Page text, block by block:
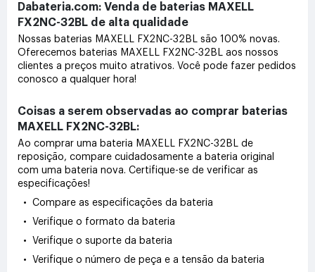
Dabateria.com: Venda de baterias MAXELL
FX2NC-32BL de alta qualidade
Nossas baterias MAXELL FX2NC-32BL são 100% novas.
Oferecemos baterias MAXELL FX2NC-32BL aos nossos
clientes a preços muito atrativos. Você pode fazer pedidos
conosco a qualquer hora!
Coisas a serem observadas ao comprar baterias
MAXELL FX2NC-32BL:
Ao comprar uma bateria MAXELL FX2NC-32BL de
reposição, compare cuidadosamente a bateria original
com uma bateria nova. Certifique-se de verificar as
especificações!
• Compare as especificações da bateria
• Verifique o formato da bateria
• Verifique o suporte da bateria
• Verifique o número de peça e a tensão da bateria